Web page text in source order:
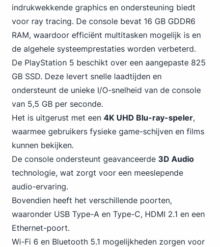
indrukwekkende graphics en ondersteuning biedt
voor ray tracing. De console bevat 16 GB GDDR6
RAM, waardoor efficiënt multitasken mogelijk is en
de algehele systeemprestaties worden verbeterd.
De PlayStation 5 beschikt over een aangepaste 825
GB SSD. Deze levert snelle laadtijden en
ondersteunt de unieke I/O-snelheid van de console
van 5,5 GB per seconde.
Het is uitgerust met een 4K UHD Blu-ray-speler,
waarmee gebruikers fysieke game-schijven en films
kunnen bekijken.
De console ondersteunt geavanceerde 3D Audio
technologie, wat zorgt voor een meeslepende
audio-ervaring.
Bovendien heeft het verschillende poorten,
waaronder USB Type-A en Type-C, HDMI 2.1 en een
Ethernet-poort.
Wi-Fi 6 en Bluetooth 5.1 mogelijkheden zorgen voor